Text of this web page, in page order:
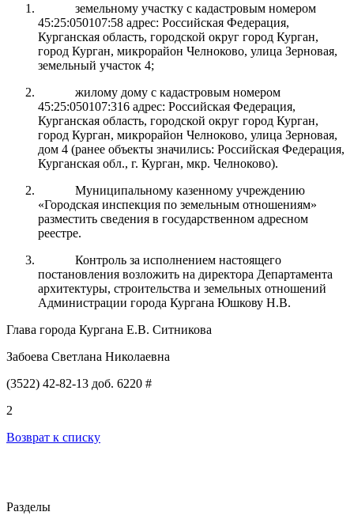
земельному участку с кадастровым номером
45:25:050107:58 адрес: Российская Федерация,
Курганская область, городской округ город Курган,
город Курган, микрорайон Челноково, улица Зерновая,
земельный участок 4;
жилому дому с кадастровым номером
45:25:050107:316 адрес: Российская Федерация,
Курганская область, городской округ город Курган,
город Курган, микрорайон Челноково, улица Зерновая,
дом 4 (ранее объекты значились: Российская Федерация,
Курганская обл., г. Курган, мкр. Челноково).
Муниципальному казенному учреждению
«Городская инспекция по земельным отношениям»
разместить сведения в государственном адресном
реестре.
Контроль за исполнением настоящего
постановления возложить на директора Департамента
архитектуры, строительства и земельных отношений
Администрации города Кургана Юшкову Н.В.
Глава города Кургана Е.В. Ситникова
Забоева Светлана Николаевна
(3522) 42-82-13 доб. 6220 #
2
Возврат к списку
Разделы